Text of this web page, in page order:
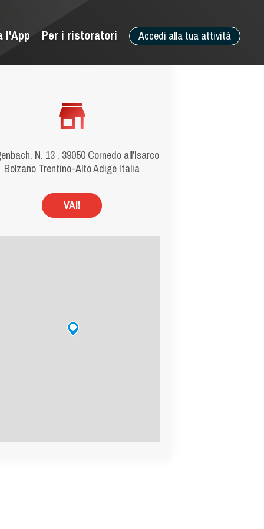
Accedi alla tua attività
Per i ristoratori
l'App
N. 13 , 39050 Cornedo all'Isarco
Bolzano Trentino-Alto Adige Italia
VAI!